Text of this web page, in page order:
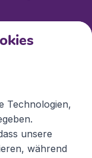
Technologien,
unsere
während